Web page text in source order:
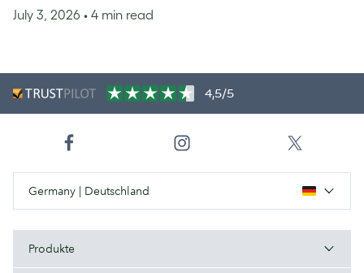
July 3, 2026 • 4 min read
4,5/5
Germany | Deutschland
Produkte